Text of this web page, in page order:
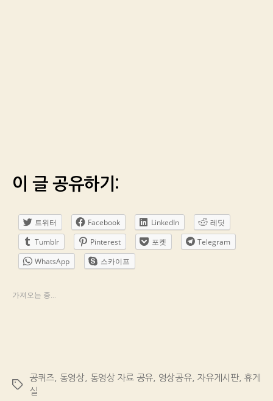
이 글 공유하기:
트위터 Facebook LinkedIn
레딧
Tumblr
Pinterest 포켓
Telegram
WhatsApp
스카이프
가져오는 중...
Tags
공퀴즈 동영상 동영상 자료 공유 영상공유, 자유게시판, 휴게
실